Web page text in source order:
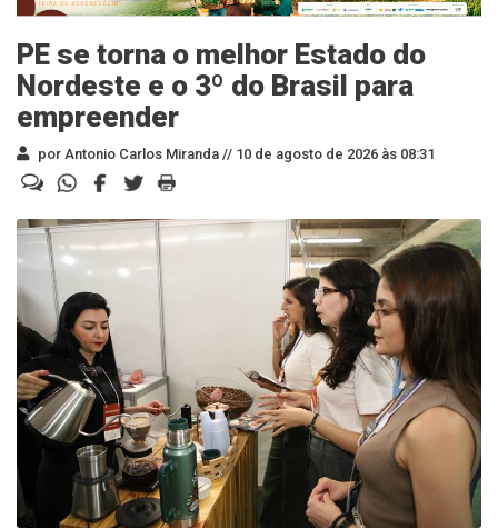
PE se torna o melhor Estado do
Nordeste e o 3º do Brasil para
empreender
por Antonio Carlos Miranda // 10 de agosto de 2026 às 08:31